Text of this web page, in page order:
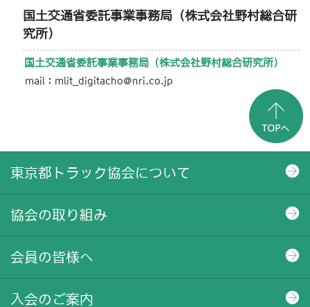
国土交通省委託事業事務局（株式会社野村総合研
究所）
国土交通省委託事業事務局（株式会社野村総合研究所）
mail：mlit_digitacho@nri.co.jp
東京都トラック協会について
協会の取り組み
会員の皆様へ
入会のご案内